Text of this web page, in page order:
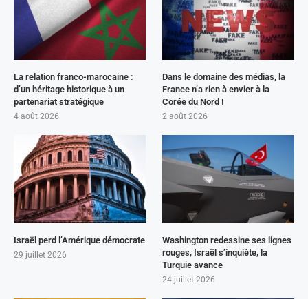
La relation franco-marocaine :
d’un héritage historique à un
partenariat stratégique
4 août 2026
Dans le domaine des médias, la
France n’a rien à envier à la
Corée du Nord !
2 août 2026
Israël perd l’Amérique démocrate
29 juillet 2026
Washington redessine ses lignes
rouges, Israël s’inquiète, la
Turquie avance
24 juillet 2026